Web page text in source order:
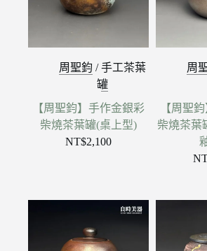
周聖鈞 /手工茶葉
罐
【周聖鈞】手作金銀彩
柴燒茶葉罐(桌上型)
NT$2,100
周
【周聖
柴燒茶葉